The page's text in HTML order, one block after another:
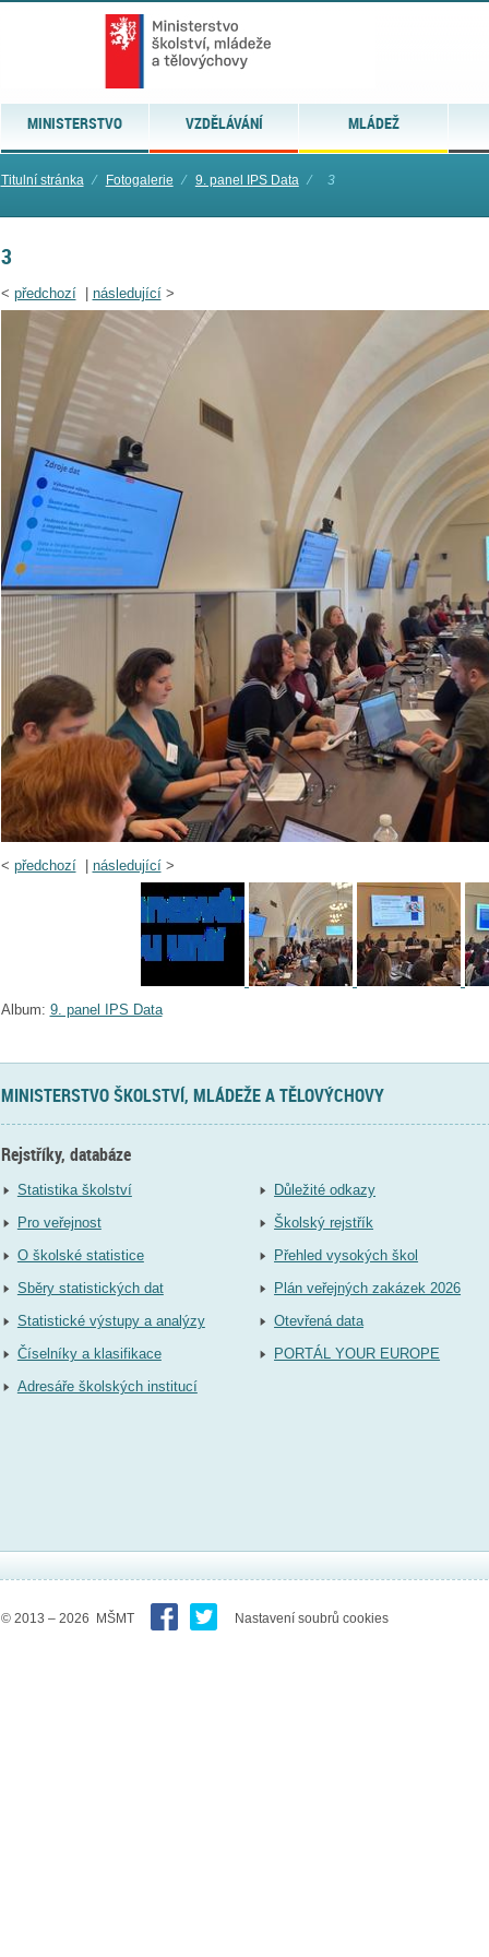
MINISTERSTVO VZDĚLÁVÁNÍ MLÁDEŽ
Titulní stránka ⁄ Fotogalerie ⁄ 9. panel IPS Data ⁄ 3
3
< předchozí| následující>
< předchozí| následující>
Album: 9. panel IPS Data
MINISTERSTVO ŠKOLSTVÍ, MLÁDEŽE A TĚLOVÝCHOVY
Rejstříky, databáze
Statistika školství
Pro veřejnost
O školské statistice
Sběry statistických dat
Statistické výstupy a analýzy
Číselníky a klasifikace
Adresáře školských institucí
Důležité odkazy
Školský rejstřík
Přehled vysokých škol
Plán veřejných zakázek 2026
Otevřená data
PORTÁL YOUR EUROPE
© 2013 – 2026 MŠMT Nastavení soubrů cookies